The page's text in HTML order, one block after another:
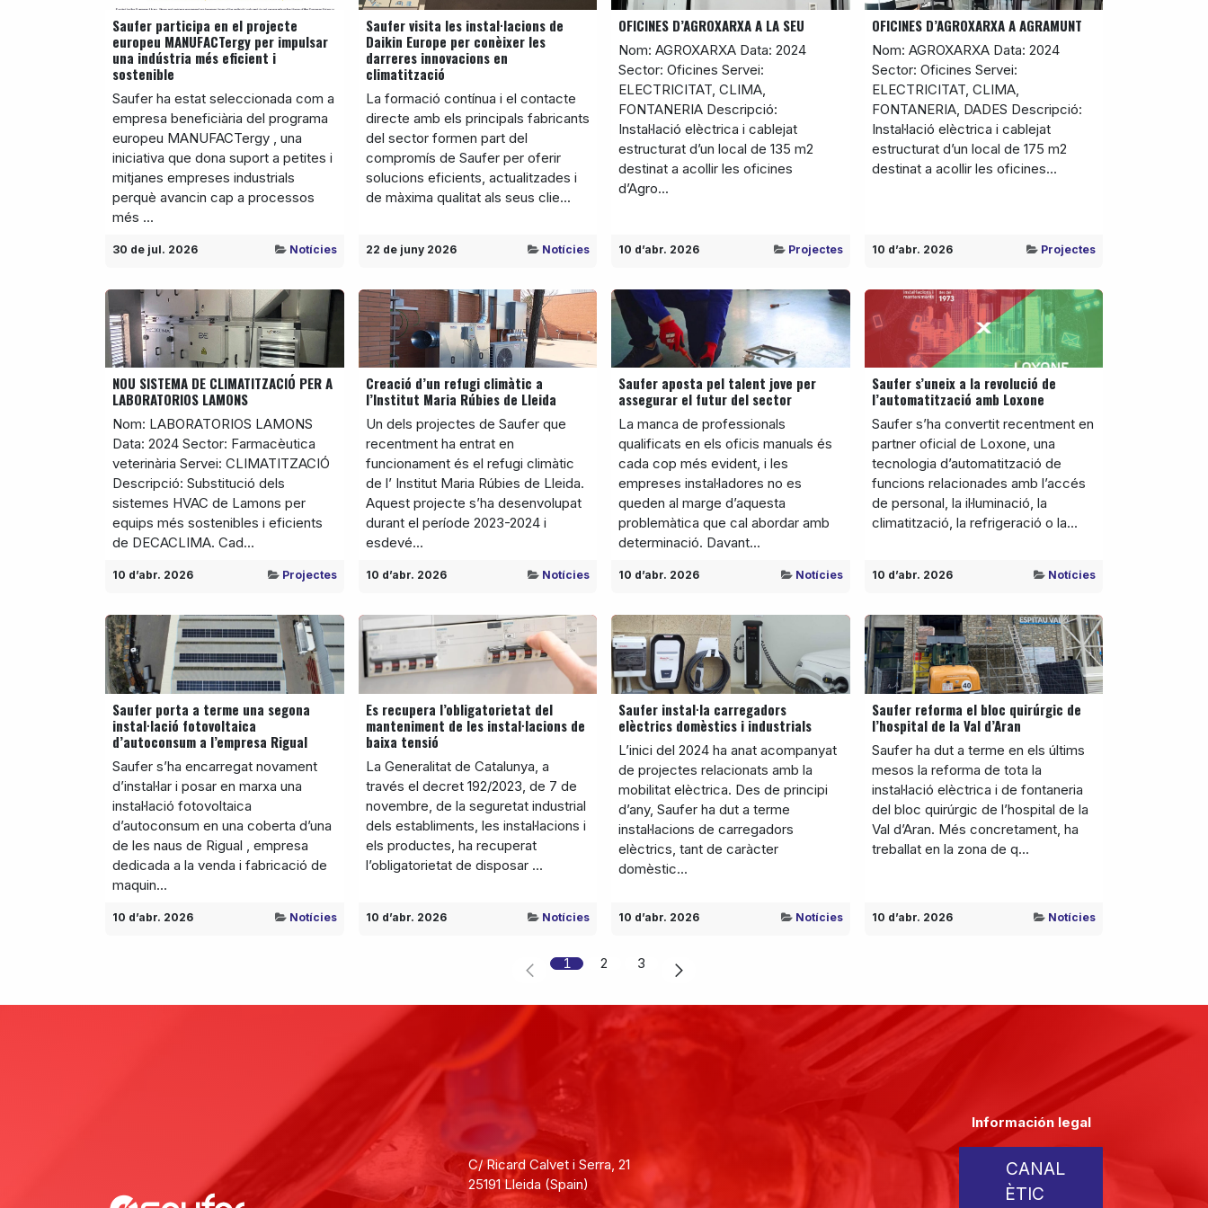
Saufer participa en el projecte
europeu MANUFACTergy per impulsar
una indústria més eficient i
sostenible
Saufer ha estat seleccionada com a
empresa beneficiària del programa
europeu MANUFACTergy , una
iniciativa que dona suport a petites i
mitjanes empreses industrials
perquè avancin cap a processos
més ...
30 de jul. 2026 Notícies
Saufer visita les instal·lacions de
Daikin Europe per conèixer les
darreres innovacions en
climatització
La formació contínua i el contacte
directe amb els principals fabricants
del sector formen part del
compromís de Saufer per oferir
solucions eficients, actualitzades i
de màxima qualitat als seus clie...
22 de juny 2026 Notícies
OFICINES D’AGROXARXA A LA SEU
Nom: AGROXARXA Data: 2024
Sector: Oficines Servei:
ELECTRICITAT, CLIMA,
FONTANERIA Descripció:
Instal·lació elèctrica i cablejat
estructurat d’un local de 135 m2
destinat a acollir les oficines
d’Agro...
10 d’abr. 2026 Projectes
OFICINES D’AGROXARXA A AGRAMUNT
Nom: AGROXARXA Data: 2024
Sector: Oficines Servei:
ELECTRICITAT, CLIMA,
FONTANERIA, DADES Descripció:
Instal·lació elèctrica i cablejat
estructurat d’un local de 175 m2
destinat a acollir les oficines...
10 d’abr. 2026 Projectes
NOU SISTEMA DE CLIMATITZACIÓ PER A
LABORATORIOS LAMONS
Nom: LABORATORIOS LAMONS
Data: 2024 Sector: Farmacèutica
veterinària Servei: CLIMATITZACIÓ
Descripció: Substitució dels
sistemes HVAC de Lamons per
equips més sostenibles i eficients
de DECACLIMA. Cad...
10 d’abr. 2026 Projectes
Creació d’un refugi climàtic a
l’Institut Maria Rúbies de Lleida
Un dels projectes de Saufer que
recentment ha entrat en
funcionament és el refugi climàtic
de l’ Institut Maria Rúbies de Lleida.
Aquest projecte s’ha desenvolupat
durant el període 2023-2024 i
esdevé...
10 d’abr. 2026 Notícies
Saufer aposta pel talent jove per
assegurar el futur del sector
La manca de professionals
qualificats en els oficis manuals és
cada cop més evident, i les
empreses instal·ladores no es
queden al marge d’aquesta
problemàtica que cal abordar amb
determinació. Davant...
10 d’abr. 2026 Notícies
Saufer s’uneix a la revolució de
l’automatització amb Loxone
Saufer s’ha convertit recentment en
partner oficial de Loxone, una
tecnologia d’automatització de
funcions relacionades amb l’accés
de personal, la il·luminació, la
climatització, la refrigeració o la...
10 d’abr. 2026 Notícies
Saufer porta a terme una segona
instal·lació fotovoltaica
d’autoconsum a l’empresa Rigual
Saufer s’ha encarregat novament
d’instal·lar i posar en marxa una
instal·lació fotovoltaica
d’autoconsum en una coberta d’una
de les naus de Rigual , empresa
dedicada a la venda i fabricació de
maquin...
10 d’abr. 2026 Notícies
Es recupera l’obligatorietat del
manteniment de les instal·lacions de
baixa tensió
La Generalitat de Catalunya, a
través el decret 192/2023, de 7 de
novembre, de la seguretat industrial
dels establiments, les instal·lacions i
els productes, ha recuperat
l’obligatorietat de disposar ...
10 d’abr. 2026 Notícies
Saufer instal·la carregadors
elèctrics domèstics i industrials
L’inici del 2024 ha anat acompanyat
de projectes relacionats amb la
mobilitat elèctrica. Des de principi
d’any, Saufer ha dut a terme
instal·lacions de carregadors
elèctrics, tant de caràcter
domèstic...
10 d’abr. 2026 Notícies
Saufer reforma el bloc quirúrgic de
l’hospital de la Val d’Aran
Saufer ha dut a terme en els últims
mesos la reforma de tota la
instal·lació elèctrica i de fontaneria
del bloc quirúrgic de l’hospital de la
Val d’Aran. Més concretament, ha
treballat en la zona de q...
10 d’abr. 2026 Notícies
1 2 3
C/ Ricard Calvet i Serra, 21
25191 Lleida (Spain)
Información legal
CANAL
ÈTIC